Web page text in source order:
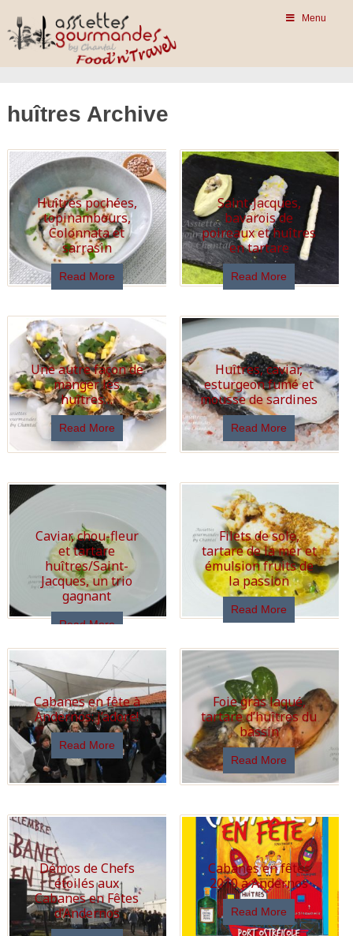
Menu
huîtres Archive
Huîtres pochées,
topinambours,
Colonnata et
sarrasin
Read More
Saint-Jacques,
bavarois de
poireaux et huîtres
en tartare
Read More
Une autre façon de
manger les
huîtres…
Read More
Huîtres, caviar,
esturgeon fumé et
mousse de sardines
Read More
Caviar, chou-fleur
et tartare
huîtres/Saint-
Jacques, un trio
gagnant
Read More
Filets de sole,
tartare de la mer et
émulsion fruits de
la passion
Read More
Cabanes en fête à
Andernos: j’adore!
Read More
Foie gras laqué,
tartare d’huîtres du
bassin
Read More
Démos de Chefs
étoilés aux
Cabanes en Fêtes
d’Andernos
Cabanes en fêtes
2010 à Andernos
Read More